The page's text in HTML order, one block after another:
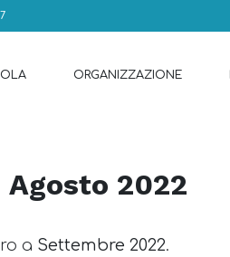
ORGANIZZAZIONE
2022
a Settembre 2022.